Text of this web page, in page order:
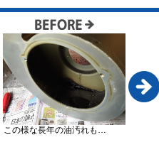
この様な長年の油汚れも…